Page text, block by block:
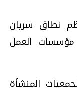
نطاق سريان
العمل
المنشأة